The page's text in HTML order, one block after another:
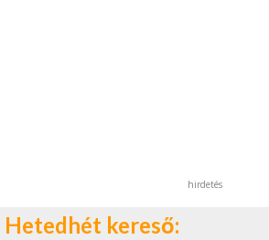
hirdetés
Hetedhét kereső: